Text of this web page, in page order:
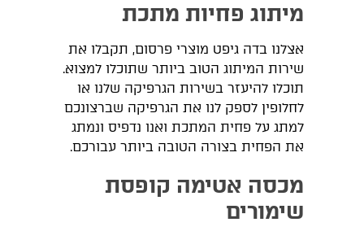
מיתוג פחיות מתכת
אצלנו בדה גיפט מוצרי פרסום, תקבלו את
שירות המיתוג הטוב ביותר שתוכלו למצוא.
תוכלו להיעזר בשירות הגרפיקה שלנו או
לחלופין לספק לנו את הגרפיקה שברצונכם
למתג על פחית המתכת ואנו נדפיס ונמתג
את הפחית בצורה הטובה ביותר עבורכם.
מכסה אטימה קופסת
שימורים